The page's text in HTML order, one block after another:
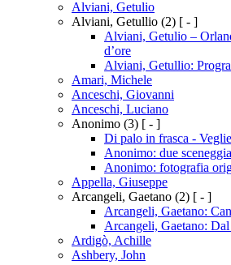
Alviani, Getulio
Alviani, Getullio (2) [ - ]
Alviani, Getulio –
d’ore
Alviani, Getullio:
Amari, Michele
Anceschi, Giovanni
Anceschi, Luciano
Anonimo (3) [ - ]
Di palo in frasca -
Anonimo: due
Anonimo: fotografia
Appella, Giuseppe
Arcangeli, Gaetano (2) [ - ]
Arcangeli, Gaetano:
Arcangeli, Gaetano:
Ardigò, Achille
Ashbery, John